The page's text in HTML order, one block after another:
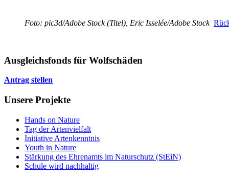
Foto: pic3d/Adobe Stock (Titel), Eric Isselée/Adobe Stock
Ausgleichsfonds für Wolfschäden
Antrag stellen
Unsere Projekte
Hands on Nature
Tag der Artenvielfalt
Initiative Artenkenntnis
Youth in Nature
Stärkung des Ehrenamts im Naturschutz (StEiN)
Schule wird nachhaltig